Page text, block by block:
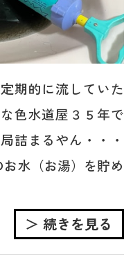
期的に流していた
色水道屋３５年で
詰まるやん・・・
水（お湯）を貯め
＞ 続きを見る